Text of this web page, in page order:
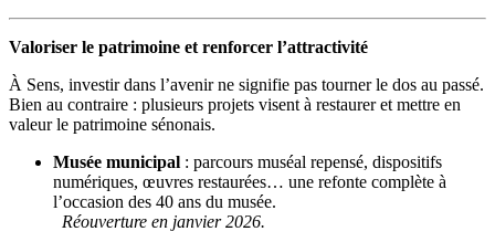
Valoriser le patrimoine et renforcer l’attractivité
À Sens, investir dans l’avenir ne signifie pas tourner le dos au passé.
Bien au contraire : plusieurs projets visent à restaurer et mettre en
valeur le patrimoine sénonais.
Musée municipal : parcours muséal repensé, dispositifs
numériques, œuvres restaurées… une refonte complète à
l’occasion des 40 ans du musée.
Réouverture en janvier 2026.